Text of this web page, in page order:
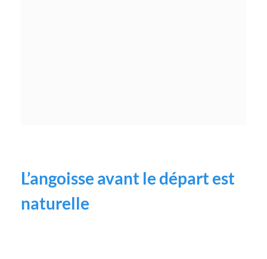
L’angoisse avant le départ est
naturelle